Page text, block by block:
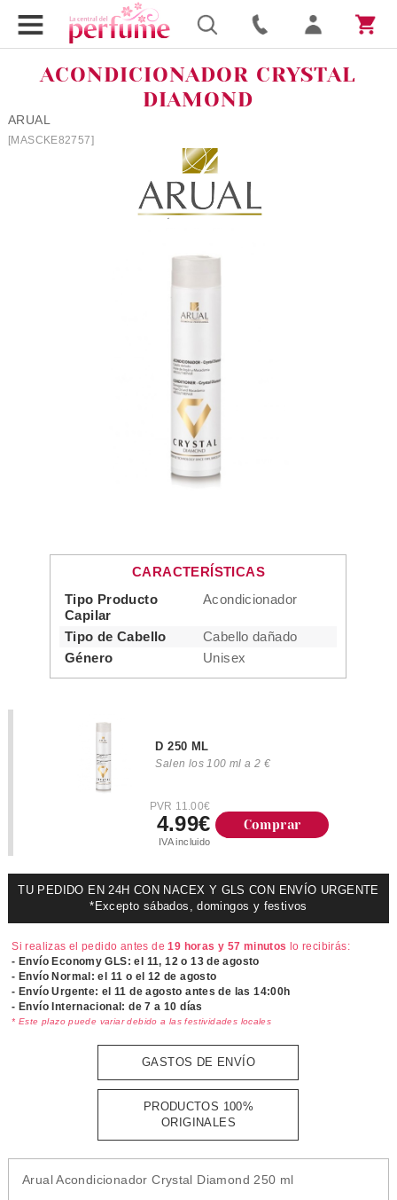
ACONDICIONADOR CRYSTAL
DIAMOND
ARUAL
[MASCKE82757]
CARACTERÍSTICAS
Tipo Producto
Capilar
Acondicionador
Tipo de Cabello
Cabello dañado
Género
Unisex
D 250 ML
Salen los 100 ml a 2 €
PVR 11.00€
4.99€
IVA incluido
Comprar
TU PEDIDO EN 24H CON NACEX Y GLS CON ENVÍO URGENTE
*Excepto sábados, domingos y festivos
Si realizas el pedido antes de19 horas y 57 minutos lo recibirás:
- Envío Economy GLS: el 11, 12 o 13 de agosto
- Envío Normal: el 11 o el 12 de agosto
- Envío Urgente: el11 de agosto antes de las 14:00h
- Envío Internacional: de 7 a 10 días
* Este plazo puede variar debido a las festividades locales
GASTOS DE ENVÍO
PRODUCTOS 100%
ORIGINALES
Arual Acondicionador Crystal Diamond 250 ml